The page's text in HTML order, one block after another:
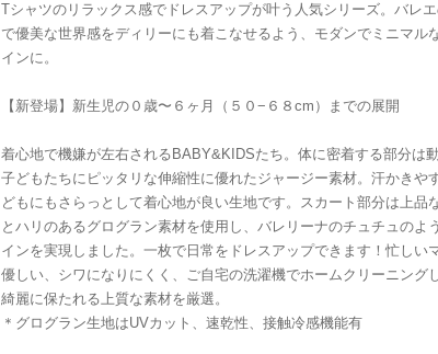
Tシャツのリラックス感でドレスアップが叶う人気シリーズ。バレ
で優美な世界感をディリーにも着こなせるよう、モダンでミニマル
インに。
【新登場】新生児の０歳〜６ヶ月（５０−６８cm）までの展開
着心地で機嫌が左右されるBABY&KIDSたち。体に密着する部分は
子どもたちにピッタリな伸縮性に優れたジャージー素材。汗かきや
どもにもさらっとして着心地が良い生地です。スカート部分は上品
とハリのあるグログラン素材を使用し、バレリーナのチュチュのよ
インを実現しました。一枚で日常をドレスアップできます！忙しい
優しい、シワになりにくく、ご自宅の洗濯機でホームクリーニング
綺麗に保たれる上質な素材を厳選。
＊グログラン生地はUVカット、速乾性、接触冷感機能有